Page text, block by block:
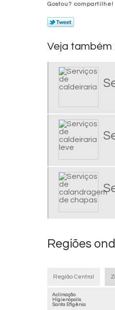
Gostou? compartilhe!
Veja também
Regiões
Região Central
Aclimação
Higienópolis
Santa Efigênia